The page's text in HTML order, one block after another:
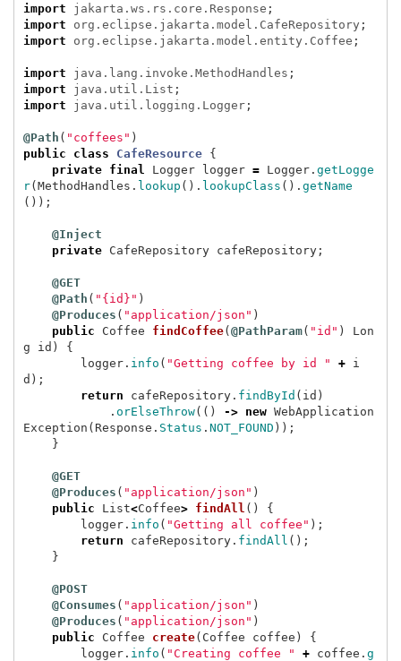
import
jakarta.ws.rs.core.Response ;
import
org.eclipse.jakarta.model.CafeRepository ;
import
org.eclipse.jakarta.model.entity.Coffee ;
import java.lang.invoke.MethodHandles ;
import
java.util.List ;
import
java.util.logging.Logger;
@Path ( "coffees" )
public
class CafeResource
{
private
final Logger logger = Logger. getLogge
r( MethodHandles . lookup (). lookupClass (). getName
());
@Inject
private
CafeRepository cafeRepository;
@GET
@Path ( "{id}" )
@Produces ( "application/json" )
public
Coffee findCoffee( @PathParam( "id" )
Lon
g
id )
{
logger. info ( "Getting coffee by id " +
i
d );
return
cafeRepository. findById ( id )
. orElseThrow(() -> new WebApplication
Exception ( Response . Status . NOT_FOUND ));
}
@GET
@Produces ( "application/json" )
public
List<Coffee> findAll ()
{
logger. info ( "Getting all coffee" );
return
cafeRepository. findAll ();
}
@POST
@Consumes ( "application/json" )
@Produces ( "application/json" )
public
Coffee create( Coffee coffee )
{
logger. info ( "Creating coffee " + coffee . g